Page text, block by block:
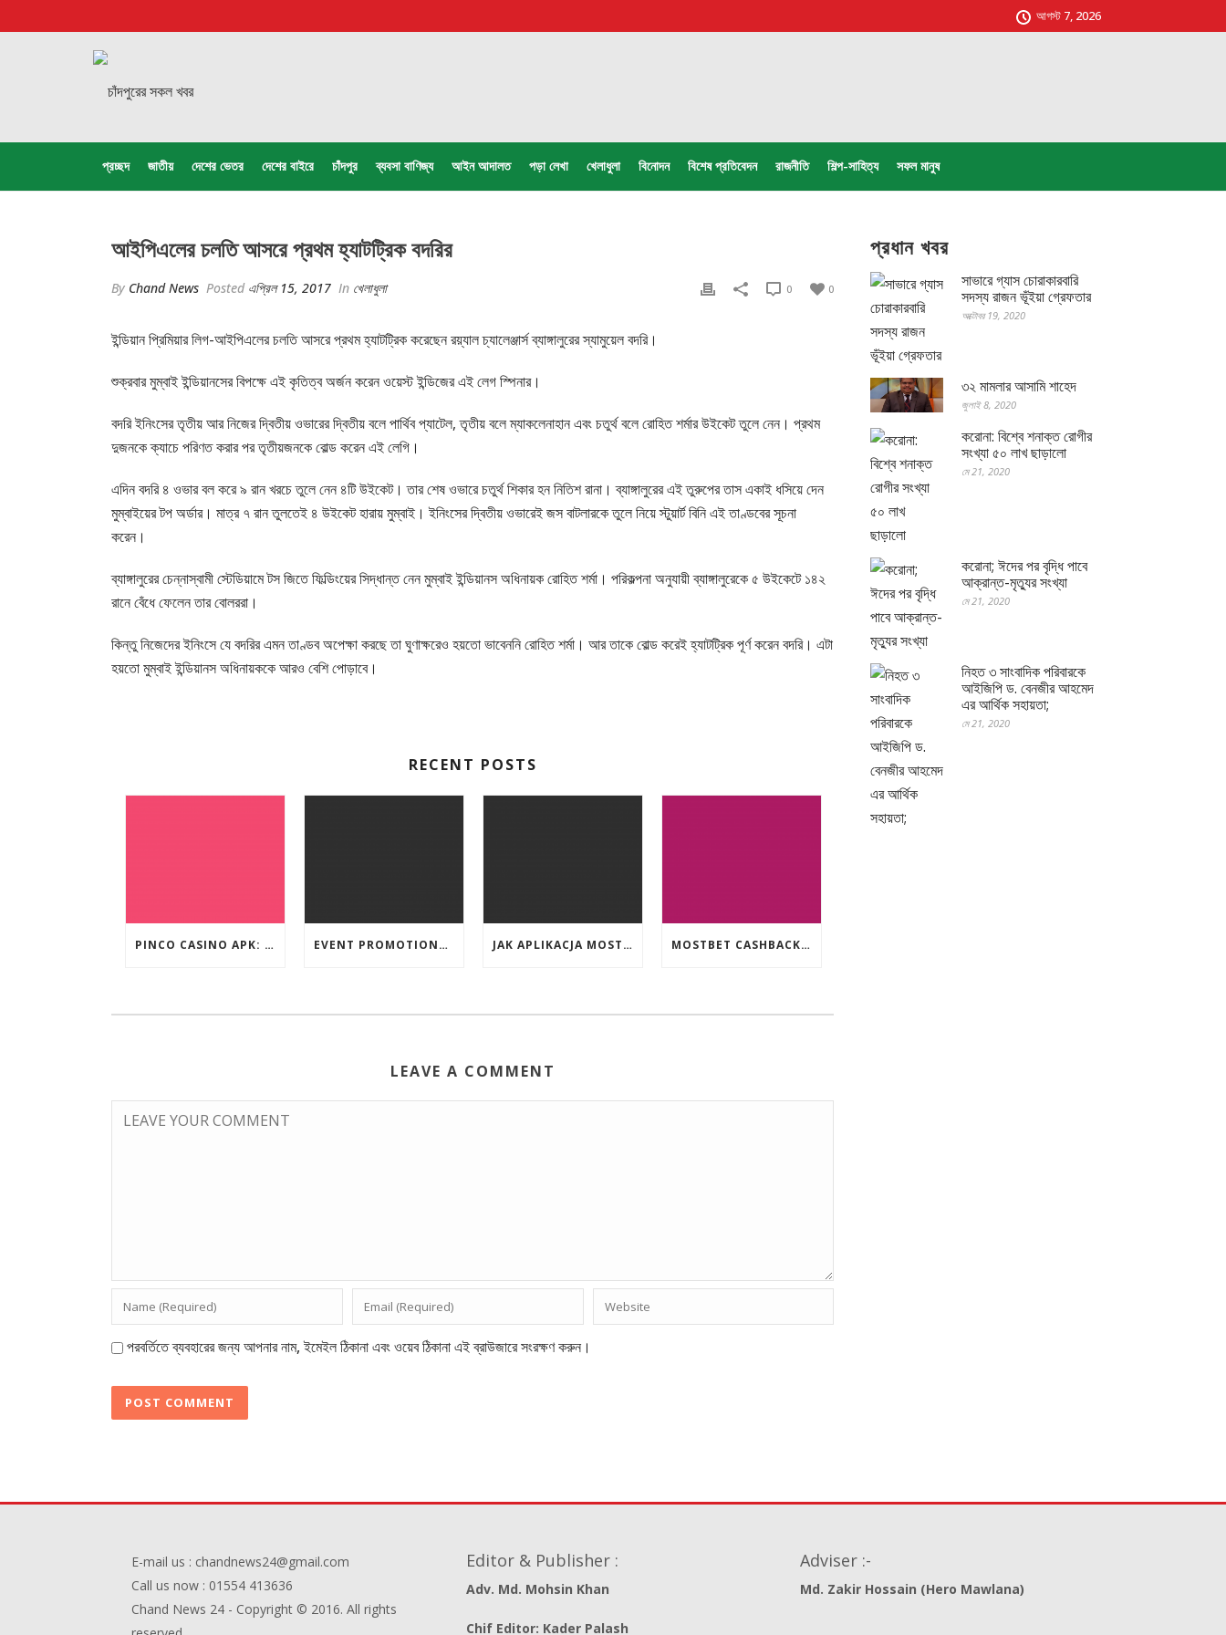
আগস্ট 7, 2026
প্রচ্ছদ জাতীয় দেশের ভেতর দেশের বাইরে চাঁদপুর ব্যবসা বাণিজ্য আইন আদালত পড়া লেখা খেলাধুলা বিনোদন বিশেষ প্রতিবেদন রাজনীতি শিল্প-সাহিত্য সফল মানুষ
আইপিএলের চলতি আসরে প্রথম হ্যাটট্রিক বদরির
By Chand News Posted এপ্রিল 15, 2017 In খেলাধুলা 0
0
ইন্ডিয়ান প্রিমিয়ার লিগ-আইপিএলের চলতি আসরে প্রথম হ্যাটট্রিক করেছেন রয়্যাল চ্যালেঞ্জার্স ব্যাঙ্গালুরের স্যামুয়েল বদরি।
শুক্রবার মুম্বাই ইন্ডিয়ানসের বিপক্ষে এই কৃতিত্ব অর্জন করেন ওয়েস্ট ইন্ডিজের এই লেগ স্পিনার।
বদরি ইনিংসের তৃতীয় আর নিজের দ্বিতীয় ওভারের দ্বিতীয় বলে পার্থিব প্যাটেল, তৃতীয় বলে ম্যাকলেনাহান এবং চতুর্থ বলে রোহিত শর্মার উইকেট তুলে নেন। প্রথম
দুজনকে ক্যাচে পরিণত করার পর তৃতীয়জনকে বোল্ড করেন এই লেগি।
এদিন বদরি ৪ ওভার বল করে ৯ রান খরচে তুলে নেন ৪টি উইকেট। তার শেষ ওভারে চতুর্থ শিকার হন নিতিশ রানা। ব্যাঙ্গালুরের এই তুরুপের তাস একাই ধসিয়ে দেন
মুম্বাইয়ের টপ অর্ডার। মাত্র ৭ রান তুলতেই ৪ উইকেট হারায় মুম্বাই। ইনিংসের দ্বিতীয় ওভারেই জস বাটলারকে তুলে নিয়ে স্টুয়ার্ট বিনি এই তাণ্ডবের সূচনা
করেন।
ব্যাঙ্গালুরের চেন্নাস্বামী স্টেডিয়ামে টস জিতে ফিল্ডিংয়ের সিদ্ধান্ত নেন মুম্বাই ইন্ডিয়ানস অধিনায়ক রোহিত শর্মা। পরিকল্পনা অনুযায়ী ব্যাঙ্গালুরেকে ৫ উইকেটে ১৪২
রানে বেঁধে ফেলেন তার বোলররা।
কিন্তু নিজেদের ইনিংসে যে বদরির এমন তাণ্ডব অপেক্ষা করছে তা ঘুণাক্ষরেও হয়তো ভাবেননি রোহিত শর্মা। আর তাকে বোল্ড করেই হ্যাটট্রিক পূর্ণ করেন বদরি। এটা
হয়তো মুম্বাই ইন্ডিয়ানস অধিনায়ককে আরও বেশি পোড়াবে।
RECENT POSTS
PINCO CASINO APK: OYUN SEÇIMLƏRININ İCMALI EVENT PROMOTIONS AT HIGHEST PAYING ONLINE CASINOS WITH BEST RTP JAK APLIKACJA MOSTBET WSPIERA UŻYTKOWNIKÓW ANDROIDA? MOSTBET CASHBACK: HANGI OYUNLAR SIZI DAHA ÇOX QAZANA BILƏR?
LEAVE A COMMENT
পরবর্তিতে ব্যবহারের জন্য আপনার নাম, ইমেইল ঠিকানা এবং ওয়েব ঠিকানা এই ব্রাউজারে সংরক্ষণ করুন।
প্রধান খবর
সাভারে গ্যাস চোরাকারবারি
সদস্য রাজন ভূঁইয়া গ্রেফতার
অক্টোবর 19, 2020
৩২ মামলার আসামি শাহেদ
জুলাই 8, 2020
করোনা: বিশ্বে শনাক্ত রোগীর
সংখ্যা ৫০ লাখ ছাড়ালো
মে 21, 2020
করোনা; ঈদের পর বৃদ্ধি পাবে
আক্রান্ত-মৃত্যুর সংখ্যা
মে 21, 2020
নিহত ৩ সাংবাদিক পরিবারকে
আইজিপি ড. বেনজীর আহমেদ
এর আর্থিক সহায়তা;
মে 21, 2020
E-mail us : chandnews24@gmail.com
Call us now : 01554 413636
Chand News 24 - Copyright © 2016. All rights
Editor & Publisher :
Adv. Md. Mohsin Khan
Chif Editor: Kader Palash
Adviser :-
Md. Zakir Hossain (Hero Mawlana)